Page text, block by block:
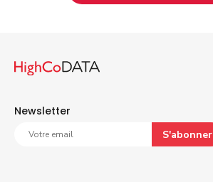
Newsletter
S'abonner